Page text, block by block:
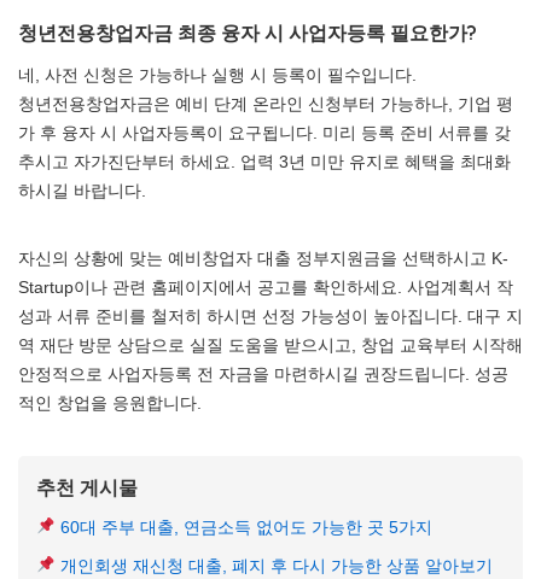
청년전용창업자금 최종 융자 시 사업자등록 필요한가?
네, 사전 신청은 가능하나 실행 시 등록이 필수입니다.
청년전용창업자금은 예비 단계 온라인 신청부터 가능하나, 기업 평
가 후 융자 시 사업자등록이 요구됩니다. 미리 등록 준비 서류를 갖
추시고 자가진단부터 하세요. 업력 3년 미만 유지로 혜택을 최대화
하시길 바랍니다.
자신의 상황에 맞는 예비창업자 대출 정부지원금을 선택하시고 K-
Startup이나 관련 홈페이지에서 공고를 확인하세요. 사업계획서 작
성과 서류 준비를 철저히 하시면 선정 가능성이 높아집니다. 대구 지
역 재단 방문 상담으로 실질 도움을 받으시고, 창업 교육부터 시작해
안정적으로 사업자등록 전 자금을 마련하시길 권장드립니다. 성공
적인 창업을 응원합니다.
추천 게시물
60대 주부 대출, 연금소득 없어도 가능한 곳 5가지
개인회생 재신청 대출, 폐지 후 다시 가능한 상품 알아보기